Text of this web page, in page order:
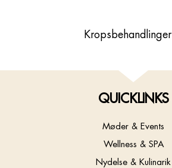
Kropsbehandlinger
QUICKLINKS
Møder & Events
Wellness & SPA
Nydelse & Kulinarik